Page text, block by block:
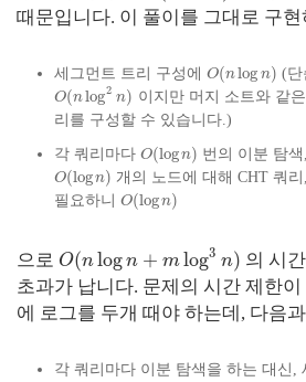
때문입니다. 이 풀이를 그대로 구현
세그먼트 트리 구성에 O(nlog n) (단
O(nlog2 n) 이지만 머지 소트와 같
리를 구성할 수 있습니다.)
각 쿼리마다 O(logn) 번의 이분 탐
O(logn) 개의 노드에 대해 CHT 쿼
필요하니 O(logn)
으로 O(nlogn + mlog3 n) 의 시
초과가 납니다. 문제의 시간 제한
에 로그를 두개 때야 하는데, 다음
각 쿼리마다 이분 탐색을 하는 대신,